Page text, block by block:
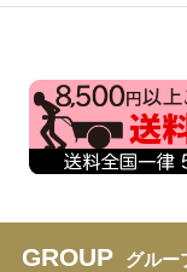
GROUP グルー